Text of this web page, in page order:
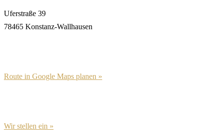
Uferstraße 39
78465 Konstanz-Wallhausen
Route in Google Maps planen »
Wir stellen ein »